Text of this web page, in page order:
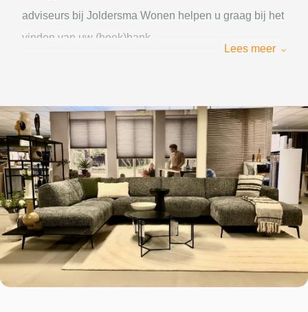
adviseurs bij Joldersma Wonen helpen u graag bij het
vinden van uw (hoek)bank.
Lees meer